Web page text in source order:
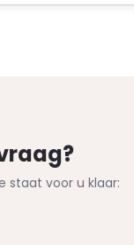
staat voor u klaar: